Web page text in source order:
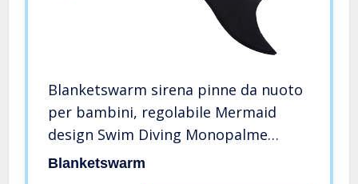
Blanketswarm sirena pinne da nuoto
per bambini, regolabile Mermaid
design Swim Diving Monopalme
training piede Flipper attrezzatura
Blanketswarm